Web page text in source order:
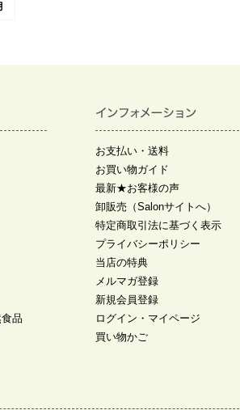
品
お支払い・送料
お買い物ガイド
最新★お客様の声
卸販売（Salonサイトへ）
特定商取引法に基づく表示
プライバシーポリシー
当店の特典
メルマガ登録
新規会員登録
ログイン・マイページ
買い物かご